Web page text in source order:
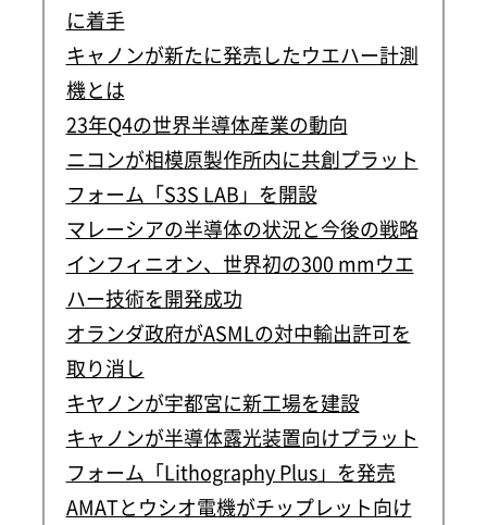
に着手
キャノンが新たに発売したウエハー計測
機とは
23年Q4の世界半導体産業の動向
ニコンが相模原製作所内に共創プラット
フォーム「S3S LAB」を開設
マレーシアの半導体の状況と今後の戦略
インフィニオン、世界初の300 mmウエ
ハー技術を開発成功
オランダ政府がASMLの対中輸出許可を
取り消し
キヤノンが宇都宮に新工場を建設
キャノンが半導体露光装置向けプラット
フォーム「Lithography Plus」を発売
AMATとウシオ電機がチップレット向け